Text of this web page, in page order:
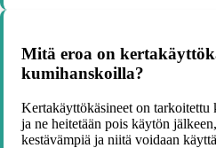
Mitä eroa on
kumihanskoilla?
Kertakäyttökäsineet on tarkoitettu
ja ne heitetään pois käytön
kestävämpiä ja niitä voidaan